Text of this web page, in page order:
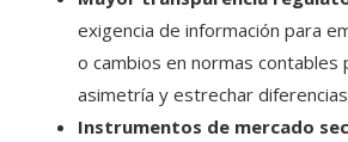
exigencia de información para
o cambios en normas contables
asimetría y estrechar
Instrumentos de mercado